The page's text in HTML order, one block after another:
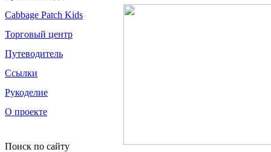
Cabbage Patch Kids
Торговый центр
Путеводитель
Ссылки
Рукоделие
О проекте
Поиск по сайту